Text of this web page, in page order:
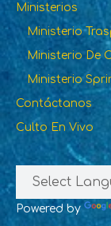
Ministerios
Ministerio
Ministerio De
Ministerio
Contáctanos
Culto En Vivo
Powered by